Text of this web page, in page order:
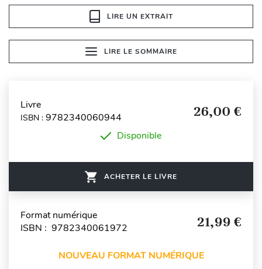
LIRE UN EXTRAIT
LIRE LE SOMMAIRE
Livre
ISBN : 9782340060944 26,00 €
Disponible
ACHETER LE LIVRE
Format numérique
ISBN : 9782340061972
21,99 €
NOUVEAU FORMAT NUMÉRIQUE